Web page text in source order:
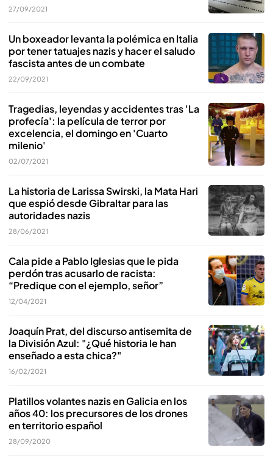
27/09/2021
Un boxeador levanta la polémica en Italia
por tener tatuajes nazis y hacer el saludo
fascista antes de un combate
22/09/2021
Tragedias, leyendas y accidentes tras 'La
profecía': la película de terror por
excelencia, el domingo en 'Cuarto
milenio'
02/07/2021
La historia de Larissa Swirski, la Mata Hari
que espió desde Gibraltar para las
autoridades nazis
28/06/2021
Cala pide a Pablo Iglesias que le pida
perdón tras acusarlo de racista:
“Predique con el ejemplo, señor”
12/04/2021
Joaquín Prat, del discurso antisemita de
la División Azul: "¿Qué historia le han
enseñado a esta chica?"
16/02/2021
Platillos volantes nazis en Galicia en los
años 40: los precursores de los drones
en territorio español
28/09/2020